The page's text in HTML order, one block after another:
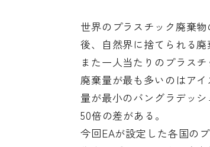
世界のプラスチック廃棄物
後、自然界に捨てられる
また一人当たりのプラス
廃棄量が最も多いのはア
量が最小のバングラデッ
50倍の差がある。
今回EAが設定した各国の